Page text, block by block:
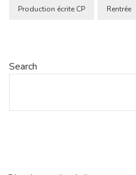
Production écrite CP Rentrée
Search